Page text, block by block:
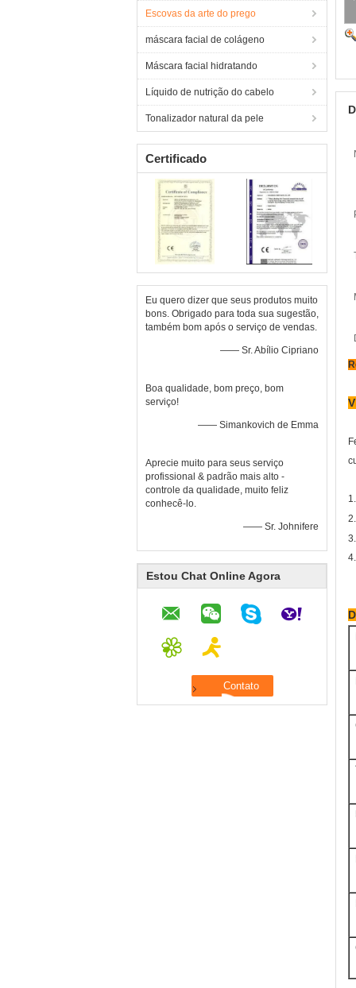
Escovas da arte do prego
máscara facial de colágeno
Máscara facial hidratando
Líquido de nutrição do cabelo
Tonalizador natural da pele
Certificado
Eu quero dizer que seus produtos muito
bons. Obrigado para toda sua sugestão,
também bom após o serviço de vendas.
—— Sr. Abílio Cipriano
Boa qualidade, bom preço, bom
serviço!
—— Simankovich de Emma
Aprecie muito para seus serviço
profissional & padrão mais alto -
controle da qualidade, muito feliz
conhecê-lo.
—— Sr. Johnifere
Estou Chat Online Agora
1.
2.
3.